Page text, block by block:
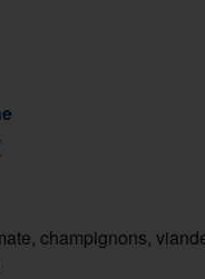
champignons,